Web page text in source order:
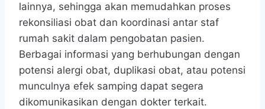
lainnya, sehingga akan memudahkan proses
rekonsiliasi obat dan koordinasi antar staf
rumah sakit dalam pengobatan pasien.
Berbagai informasi yang berhubungan dengan
potensi alergi obat, duplikasi obat, atau potensi
munculnya efek samping dapat segera
dikomunikasikan dengan dokter terkait.